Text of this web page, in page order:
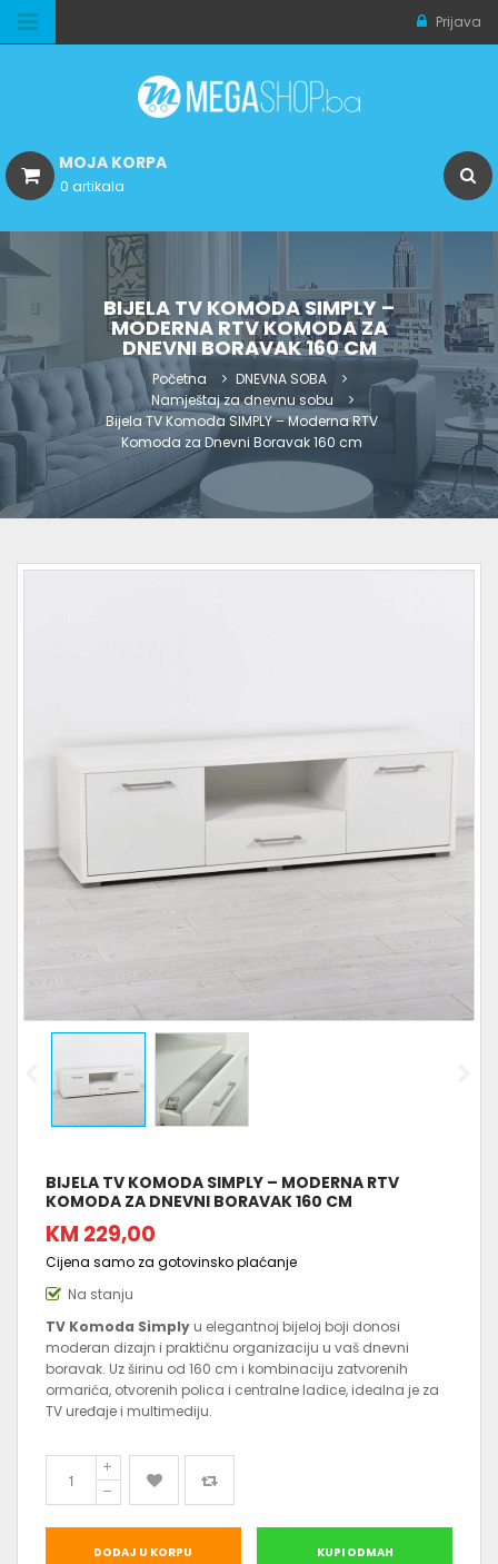
Prijava
MOJA KORPA
0 artikala
BIJELA TV KOMODA SIMPLY –
MODERNA RTV KOMODA ZA
DNEVNI BORAVAK 160 CM
Početna
DNEVNA SOBA
Namještaj za dnevnu sobu
Bijela TV Komoda SIMPLY – Moderna RTV
Komoda za Dnevni Boravak 160 cm
BIJELA TV KOMODA SIMPLY – MODERNA RTV
KOMODA ZA DNEVNI BORAVAK 160 CM
KM 229,00
Cijena samo za gotovinsko plaćanje
Na stanju
TV Komoda Simply u elegantnoj bijeloj boji donosi
moderan dizajn i praktičnu organizaciju u vaš dnevni
boravak. Uz širinu od 160 cm i kombinaciju zatvorenih
ormarića, otvorenih polica i centralne ladice, idealna je za
TV uređaje i multimediju.
DODAJ U KORPU KUPI ODMAH